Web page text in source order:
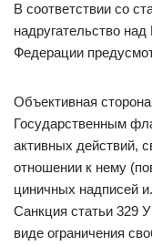
В соответствии со
надругательство
Федерации
Объективная
Государственным
активных действий,
отношении к нему
циничных надписей
Санкция статьи 329
виде ограничения